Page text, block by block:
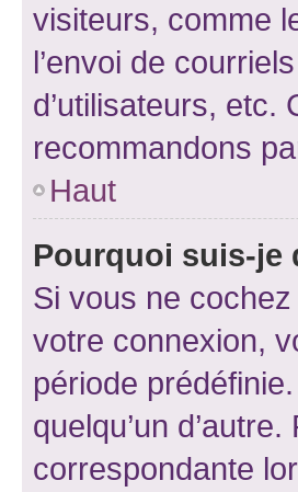
visiteurs, comme
l’envoi de
d’utilisateurs, etc.
recommandons
Haut
Pourquoi suis-je
Si vous ne
votre connexion,
période
quelqu’un
correspondante